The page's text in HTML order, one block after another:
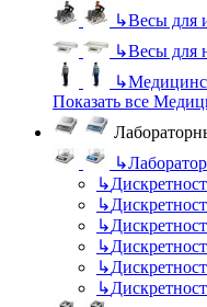
↳Весы для
↳Весы для
↳
Показать все
↳
↳
↳
↳
↳
↳
↳